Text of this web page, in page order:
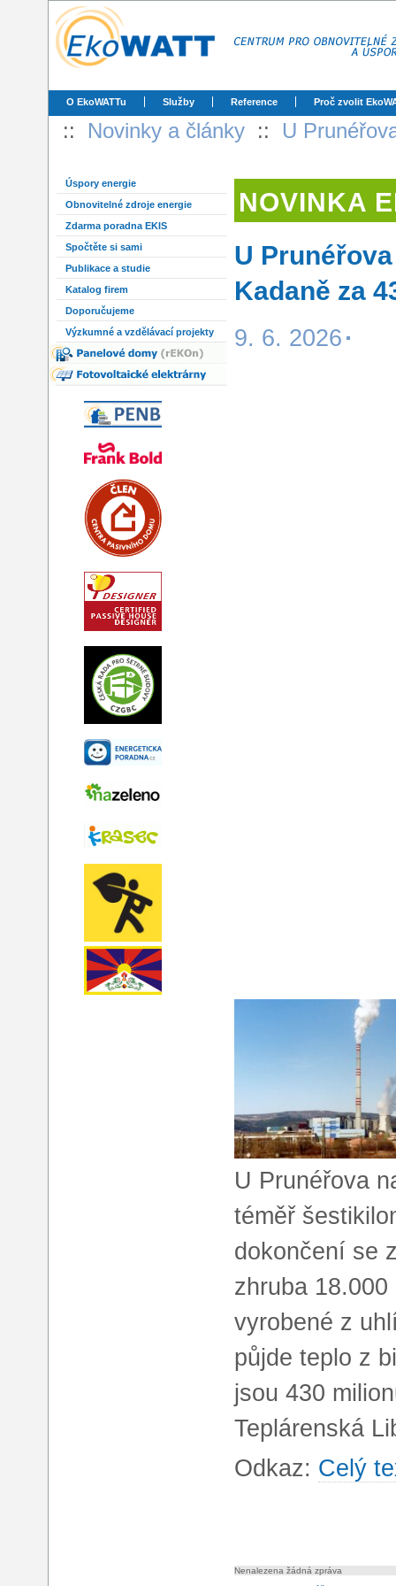
O EkoWATTu Služby Reference Proč zvolit
:: Novinky a články :: U
Úspory energie
Obnovitelné zdroje energie
Zdarma poradna EKIS
Spočtěte si sami
Publikace a studie
Katalog firem
Doporučujeme
Výzkumné a vzdělávací projekty
NOVINKA
U
Kadaně za
9. 6. 2026
U Prunéřova
téměř
dokončení se
zhruba
vyrobené z
půjde teplo z
jsou 430
Teplárenská
Odkaz: Celý
Nenalezena žádná zpráva